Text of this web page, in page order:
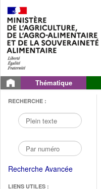
Thématique
RECHERCHE :
Recherche Avancée
LIENS UTILES :